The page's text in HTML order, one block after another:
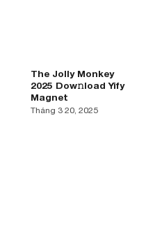
The Jolly Monkey
2025 Dow𝚗load Yify
Magnet
Tháng 3 20, 2025